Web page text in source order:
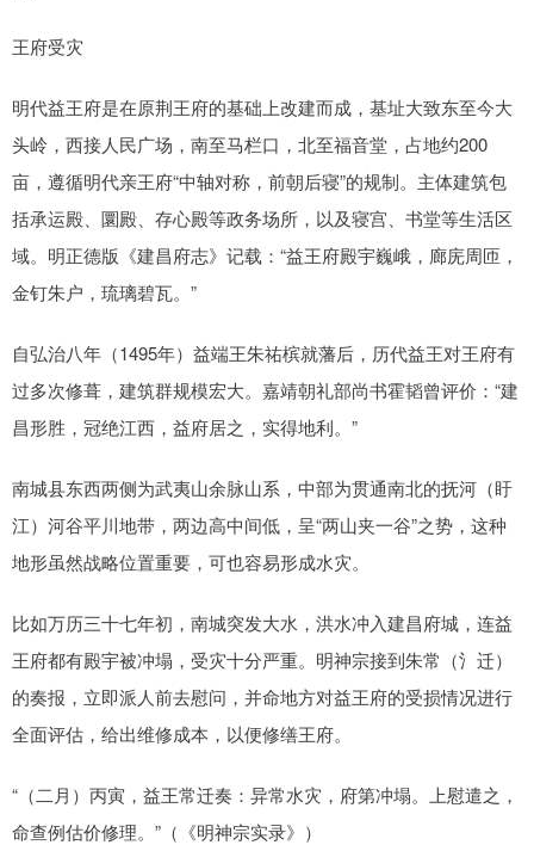
王府受灾
明代益王府是在原荆王府的基础上改建而成，基址大致东至今大
头岭，西接人民广场，南至马栏口，北至福音堂，占地约200
亩，遵循明代亲王府“中轴对称，前朝后寝”的规制。主体建筑包
括承运殿、圜殿、存心殿等政务场所，以及寝宫、书堂等生活区
域。明正德版《建昌府志》记载：“益王府殿宇巍峨，廊庑周匝，
金钉朱户，琉璃碧瓦。”
自弘治八年（1495年）益端王朱祐槟就藩后，历代益王对王府有
过多次修葺，建筑群规模宏大。嘉靖朝礼部尚书霍韬曾评价：“建
昌形胜，冠绝江西，益府居之，实得地利。”
南城县东西两侧为武夷山余脉山系，中部为贯通南北的抚河（盱
江）河谷平川地带，两边高中间低，呈“两山夹一谷”之势，这种
地形虽然战略位置重要，可也容易形成水灾。
比如万历三十七年初，南城突发大水，洪水冲入建昌府城，连益
王府都有殿宇被冲塌，受灾十分严重。明神宗接到朱常（氵迁）
的奏报，立即派人前去慰问，并命地方对益王府的受损情况进行
全面评估，给出维修成本，以便修缮王府。
“（二月）丙寅，益王常迁奏：异常水灾，府第冲塌。上慰遣之，
命查例估价修理。”（《明神宗实录》）